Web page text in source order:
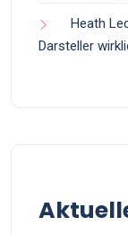
Heath
Darsteller